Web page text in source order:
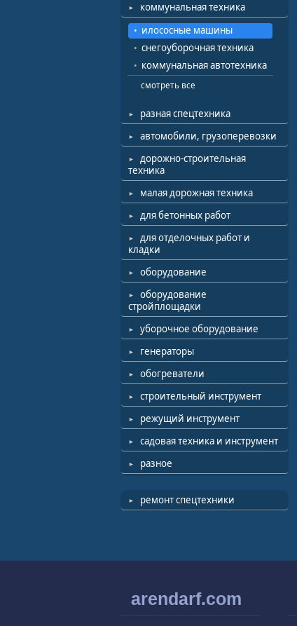
коммунальная техника
илососные машины
снегоуборочная техника
коммунальная автотехника
смотреть все
разная спецтехника
автомобили, грузоперевозки
дорожно-строительная
техника
малая дорожная техника
для бетонных работ
для отделочных работ и
кладки
оборудование
оборудование
стройплощадки
уборочное оборудование
генераторы
обогреватели
строительный инструмент
режущий инструмент
садовая техника и инструмент
разное
ремонт спецтехники
arendarf.com